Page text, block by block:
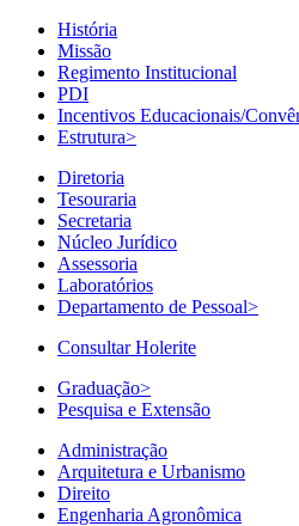
História
Missão
Regimento Institucional
PDI
Incentivos Educacionais/
Estrutura>
Diretoria
Tesouraria
Secretaria
Núcleo Jurídico
Assessoria
Laboratórios
Departamento de Pessoal>
Consultar Holerite
Graduação>
Pesquisa e Extensão
Administração
Arquitetura e Urbanismo
Direito
Engenharia Agronômica